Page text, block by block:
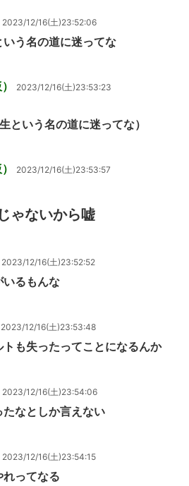
2023/12/16(土)23:52:06
う名の道に迷ってな
2023/12/16(土)23:53:23
という名の道に迷ってな）
2023/12/16(土)23:53:57
ゃないから嘘
2023/12/16(土)23:52:52
いるもんな
2023/12/16(土)23:53:48
も失ったってことになるんか
2023/12/16(土)23:54:06
なとしか言えない
2023/12/16(土)23:54:15
ってなる